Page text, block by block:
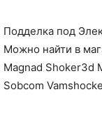
Подделка под
Можно найти в
Magnad Shoker3d
Sobcom